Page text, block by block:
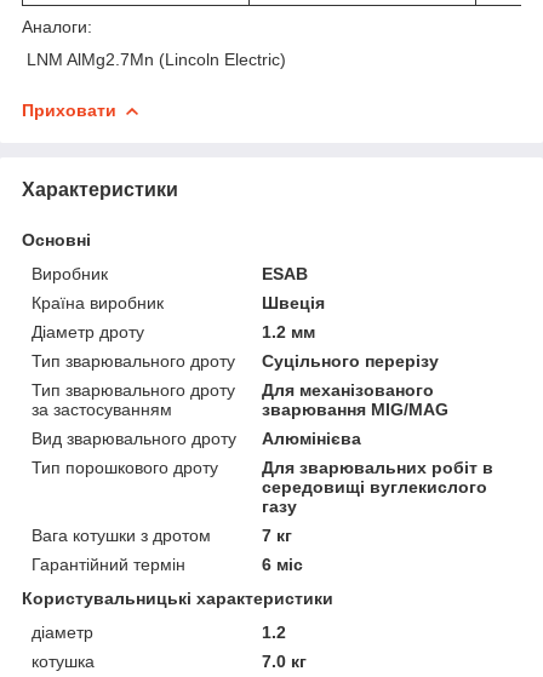
Аналоги:
LNM AlMg2.7Mn (Lincoln Electric)
Приховати
Характеристики
Основні
Виробник
ESAB
Країна виробник
Швеція
Діаметр дроту
1.2 мм
Тип зварювального дроту
Суцільного перерізу
Тип зварювального дроту
за застосуванням
Для механізованого
зварювання MIG/MAG
Вид зварювального дроту
Алюмінієва
Тип порошкового дроту
Для зварювальних робіт в
середовищі вуглекислого
газу
Вага котушки з дротом
7 кг
Гарантійний термін
6 міс
Користувальницькі характеристики
діаметр
1.2
котушка
7.0 кг